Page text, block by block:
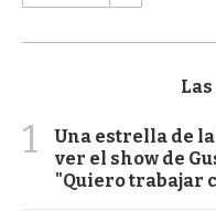
1
Una estrella de
ver el show de
"Quiero trabajar